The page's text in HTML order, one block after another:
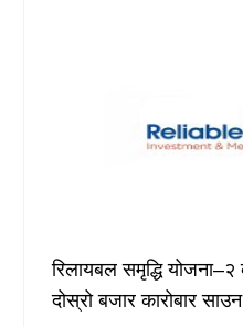
रिलायबल समृद्धि
दोस्रो बजार कारोबार